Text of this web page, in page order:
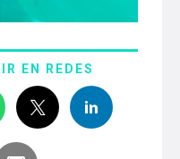
EN REDES